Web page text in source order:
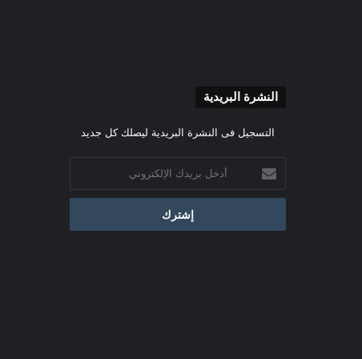
النشرة البريدية
التسجيل فى النشرة البريدية ليصلك كل جديد
بريدك
الإلكتروني